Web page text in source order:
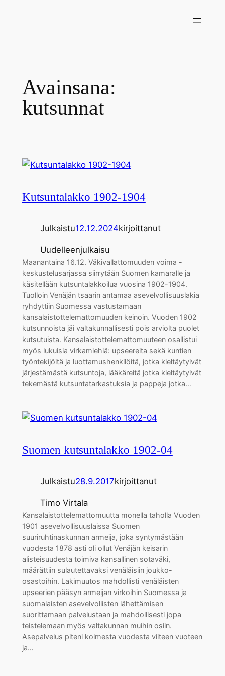
Avainsana:
kutsunnat
Kutsuntalakko 1902-1904
Julkaistu12.12.2024kirjoittanut
Uudelleenjulkaisu
Maanantaina 16.12. Väkivallattomuuden voima -
keskustelusarjassa siirrytään Suomen kamaralle ja
käsitellään kutsuntalakkoilua vuosina 1902-1904.
Tuolloin Venäjän tsaarin antamaa asevelvollisuuslakia
ryhdyttiin Suomessa vastustamaan
kansalaistottelemattomuuden keinoin. Vuoden 1902
kutsunnoista jäi valtakunnallisesti pois arviolta puolet
kutsutuista. Kansalaistottelemattomuuteen osallistui
myös lukuisia virkamiehiä: upseereita sekä kuntien
työntekijöitä ja luottamushenkilöitä, jotka kieltäytyivät
järjestämästä kutsuntoja, lääkäreitä jotka kieltäytyivät
tekemästä kutsuntatarkastuksia ja pappeja jotka…
Suomen kutsuntalakko 1902-04
Julkaistu28.9.2017kirjoittanut
Timo Virtala
Kansalaistottelemattomuutta monella taholla Vuoden
1901 asevelvollisuuslaissa Suomen
suuriruhtinaskunnan armeija, joka syntymästään
vuodesta 1878 asti oli ollut Venäjän keisarin
alisteisuudesta toimiva kansallinen sotaväki,
määrättiin sulautettavaksi venäläisiin joukko-
osastoihin. Lakimuutos mahdollisti venäläisten
upseerien pääsyn armeijan virkoihin Suomessa ja
suomalaisten asevelvollisten lähettämisen
suorittamaan palvelustaan ja mahdollisesti jopa
teistelemaan myös valtakunnan muihin osiin.
Asepalvelus piteni kolmesta vuodesta viiteen vuoteen
ja…